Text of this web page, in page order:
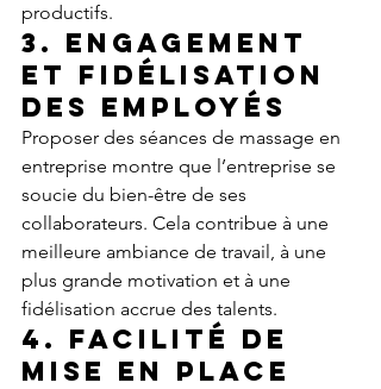
productifs.
3. Engagement
et fidélisation
des employés
Proposer des séances de massage en
entreprise montre que l’entreprise se
soucie du bien-être de ses
collaborateurs. Cela contribue à une
meilleure ambiance de travail, à une
plus grande motivation et à une
fidélisation accrue des talents.
4. Facilité de
mise en place